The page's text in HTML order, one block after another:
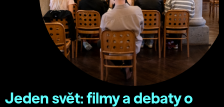
Jeden svět: filmy a debaty o